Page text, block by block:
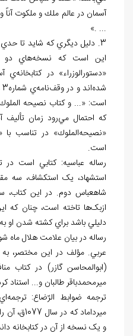
آسمان در عالم ملك و ملكوت آناً
... .»
3. دليل ديگري كه شايد تا حدي ما را به اين مدعا نزديك مي
اين است كه نسخههاي دو
«دستورالوزراء» در كتابخانهي
شدهاند و در وقفنامه
است: «... و كتاب نصيحه
كه احتمال ميرود زمان تأليف
«نصيحهالملوك» در تناسب با
است.
رساله عباسيه: کتابي است
استشهاد، يک استکشاف، سه
شاه‏عباس دوم. در اين
ازبکها تاخته است، چنان که
دليلي باشد براي کشته شدن او
رساله در بيان علامت هلال ماه
عربي. مؤلف در اين مختصر،
(ابوالمحاسن گازر) در کتاب
ميرمحمدباقر طالبان و... استناد
ترجمه ضوابط الرّضاع: ترجمه
ميرداماد
و يک نسخه از آن در کتابخانه